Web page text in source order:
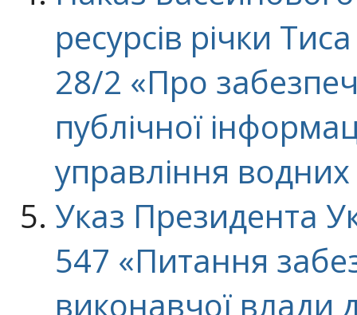
ресурсів річки
28/2 «Про
публічної
управління водних
Указ Президента
547 «Питання
виконавчої влади